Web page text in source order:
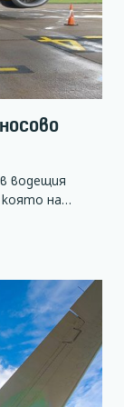
водещия
която на…